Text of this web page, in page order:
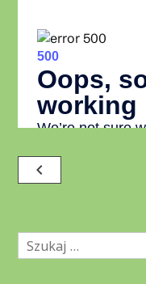
Nawigacja
wpisu
navigate_before
Szukaj: